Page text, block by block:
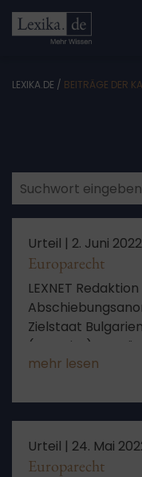
LEXIKA.DE / BEITRÄGE DER
Urteil | 2. Juni 2022
Europarecht
LEXNET Redaktion
Zielstaat
(verneint),
Abschiebung
mehr lesen
Urteil | 24. Mai
Europarecht